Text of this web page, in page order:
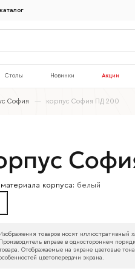
Столы Новинки Акции
София — корпус София ПД 200
корпуса: белый
товаров носят иллюстративный
Производитель вправе в одностороннем
Отображаемые на экране цветовые
цветопередачи экрана.